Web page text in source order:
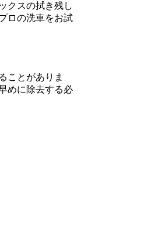
クスの拭き残し
ロの洗車をお試
ことがありま
めに除去する必